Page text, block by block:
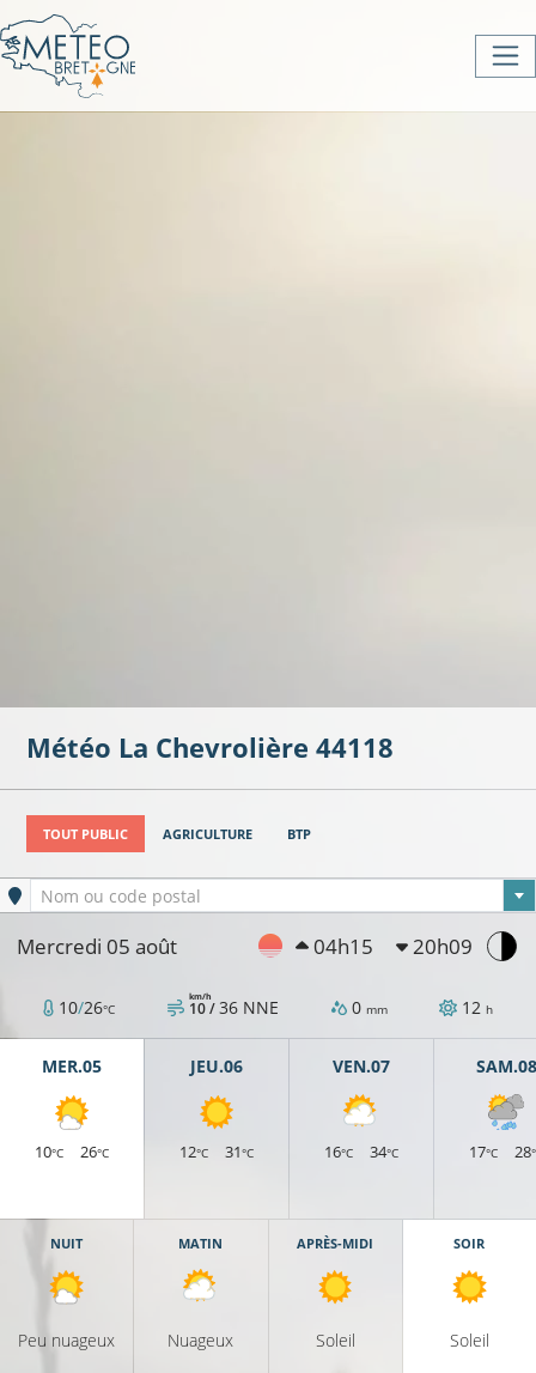
Météo La Chevrolière 44118
TOUT PUBLIC AGRICULTURE BTP
Ville sélectionnée
Nom ou code postal
Mercredi 05 août 04h15 20h09
10/26°C 10 /
km/h 36 NNE 0 mm 12 h
MER.05
10°C 26°C
JEU.06
12°C 31°C
VEN.07
16°C 34°C
SAM.08
17°C 28
NUIT
Peu nuageux
MATIN
Nuageux
APRÈS-MIDI
Soleil
SOIR
Soleil
16°C
18°C
17°C